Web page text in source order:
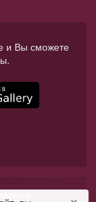
и Вы сможете